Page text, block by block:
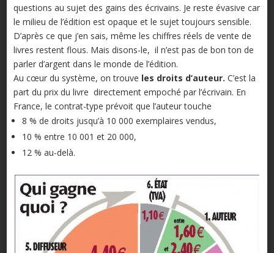
questions au sujet des gains des écrivains. Je reste évasive car
le milieu de l’édition est opaque et le sujet toujours sensible.
D’après ce que j’en sais, même les chiffres réels de vente de
livres restent flous. Mais disons-le, il n’est pas de bon ton de
parler d’argent dans le monde de l’édition.
Au cœur du système, on trouve les droits d’auteur. C’est la
part du prix du livre directement empoché par l’écrivain. En
France, le contrat-type prévoit que l’auteur touche
8 % de droits jusqu’à 10 000 exemplaires vendus,
10 % entre 10 001 et 20 000,
12 % au-delà.